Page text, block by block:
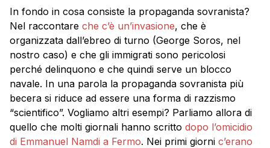
In fondo in cosa consiste la propaganda sovranista?
Nel raccontare che c’è un’invasione, che è
organizzata dall’ebreo di turno (George Soros, nel
nostro caso) e che gli immigrati sono pericolosi
perché delinquono e che quindi serve un blocco
navale. In una parola la propaganda sovranista più
becera si riduce ad essere una forma di razzismo
“scientifico”. Vogliamo altri esempi? Parliamo allora di
quello che molti giornali hanno scritto dopo l’omicidio
di Emmanuel Namdi a Fermo. Nei primi giorni c’erano